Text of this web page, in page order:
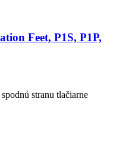
Feet, P1S, P1P,
stranu tlačiarne